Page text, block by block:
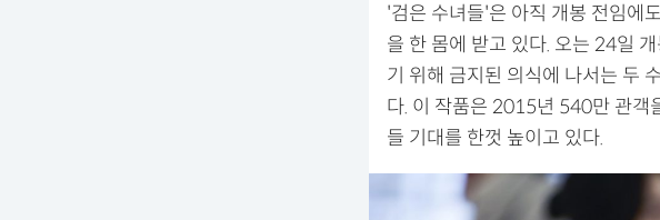
'검은 수녀들'은 아직 개봉 전임에
을 한 몸에 받고 있다. 오는 24일
기 위해 금지된 의식에 나서는 두
다. 이 작품은 2015년 540만 관객
들 기대를 한껏 높이고 있다.